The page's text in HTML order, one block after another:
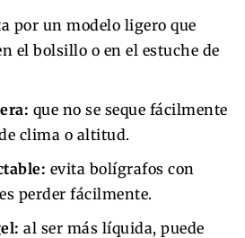
por un modelo ligero que
el bolsillo o en el estuche de
que no se seque fácilmente
clima o altitud.
evita bolígrafos con
perder fácilmente.
al ser más líquida, puede